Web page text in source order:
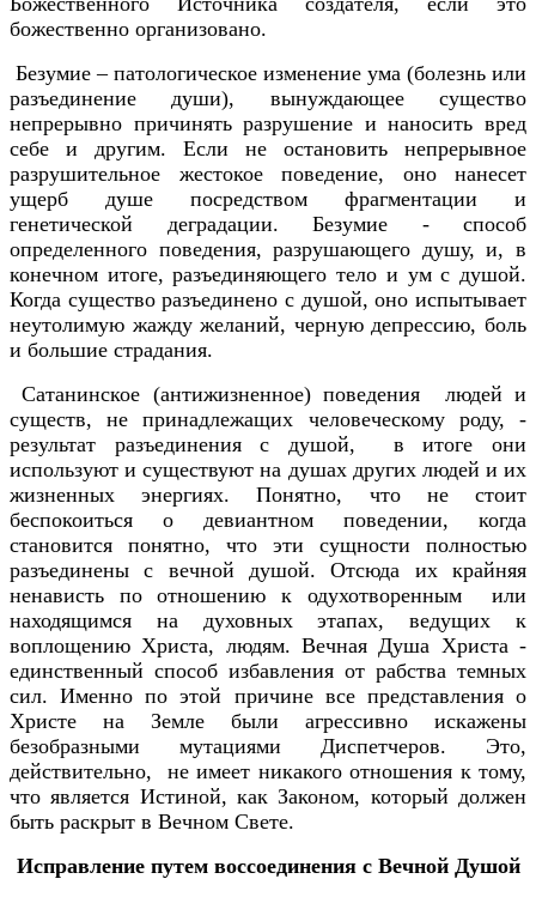
божественно организовано.
Безумие – патологическое изменение ума (болезнь или
разъединение души), вынуждающее существо
непрерывно причинять разрушение и наносить вред
себе и другим. Если не остановить непрерывное
разрушительное жестокое поведение, оно нанесет
ущерб душе посредством фрагментации и
генетической деградации. Безумие - способ
определенного поведения, разрушающего душу, и, в
конечном итоге, разъединяющего тело и ум с душой.
Когда существо разъединено с душой, оно испытывает
неутолимую жажду желаний, черную депрессию, боль
и большие страдания.
Сатанинское (антижизненное) поведения людей и
существ, не принадлежащих человеческому роду, -
результат разъединения с душой, в итоге они
используют и существуют на душах других людей и их
жизненных энергиях. Понятно, что не стоит
беспокоиться о девиантном поведении, когда
становится понятно, что эти сущности полностью
разъединены с вечной душой. Отсюда их крайняя
ненависть по отношению к одухотворенным или
находящимся на духовных этапах, ведущих к
воплощению Христа, людям. Вечная Душа Христа -
единственный способ избавления от рабства темных
сил. Именно по этой причине все представления о
Христе на Земле были агрессивно искажены
безобразными мутациями Диспетчеров. Это,
действительно, не имеет никакого отношения к тому,
что является Истиной, как Законом, который должен
быть раскрыт в Вечном Свете.
Исправление путем воссоединения с Вечной Душой